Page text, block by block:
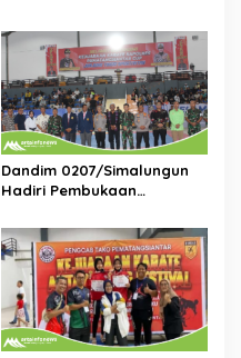
Dandim 0207/Simalungun
Hadiri Pembukaan
Pematangsiantar Cup
Tahun 2025